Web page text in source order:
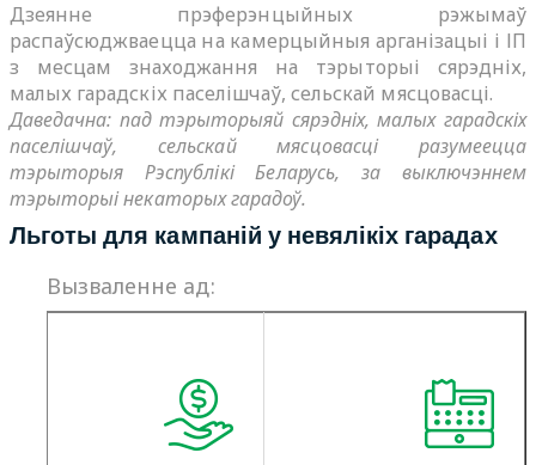
Дзеянне прэферэнцыйных рэжымаў
распаўсюджваецца на камерцыйныя арганізацыі і ІП
з месцам знаходжання на тэрыторыі сярэдніх,
малых гарадскіх паселішчаў, сельскай мясцовасці.
Даведачна: пад тэрыторыяй сярэдніх, малых гарадскіх
паселішчаў, сельскай мясцовасці разумеецца
тэрыторыя Рэспублікі Беларусь, за выключэннем
тэрыторыі некаторых гарадоў.
Льготы для кампаній у невялікіх гарадах
Вызваленне ад: